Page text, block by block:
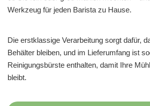
Werkzeug für jeden Barista zu Hause.
Die erstklassige Verarbeitung sorgt dafür,
Behälter bleiben, und im Lieferumfang ist
Reinigungsbürste enthalten, damit Ihre
bleibt.